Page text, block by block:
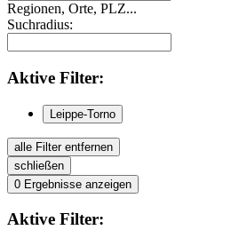
Regionen, Orte, PLZ...
Suchradius:
Aktive Filter:
Leippe-Torno
alle Filter entfernen
schließen
0 Ergebnisse anzeigen
Aktive Filter: